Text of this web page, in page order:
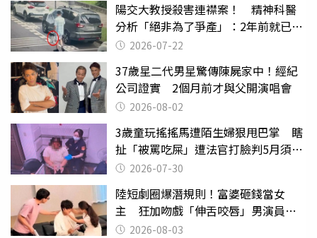
陽交大教授殺害連襟案！ 精神科醫
分析「絕非為了爭產」：2年前就已言
行詭異
2026-07-22
37歲星二代男星驚傳陳屍家中！經紀
公司證實 2個月前才與父開演唱會
2026-08-02
3歲童玩搖搖馬遭陌生婦狠甩巴掌 瞎
扯「被罵吃屎」遭法官打臉判5月須入
監 2026-07-30
陸短劇圈爆潛規則！富婆砸錢當女
主 狂加吻戲「伸舌咬唇」男演員崩
潰 2026-08-03